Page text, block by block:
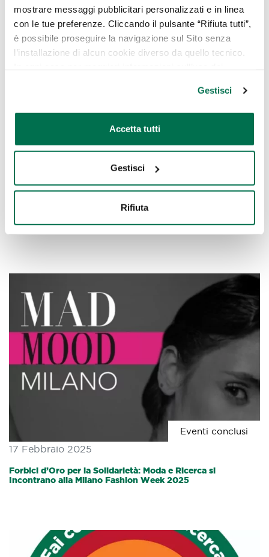
mostrare messaggi pubblicitari personalizzati e in linea
con le tue preferenze. Cliccando il pulsante “Rifiuta tutti”,
è possibile proseguire la navigazione sul Sito senza
l’installazione di alcun cookie diverso da quello tecnico.
oppure cliccare su “GESTISCI” per scegliere quali
cookie
Gestisci
Accetta tutti
Gestisci
Rifiuta
Eventi conclusi
Concerto per la Ricerca: Gli Squali
Eventi conclusi
17 Febbraio 2025
Forbici d’Oro per la Solidarietà: Moda e Ricerca si
Incontrano alla Milano Fashion Week 2025